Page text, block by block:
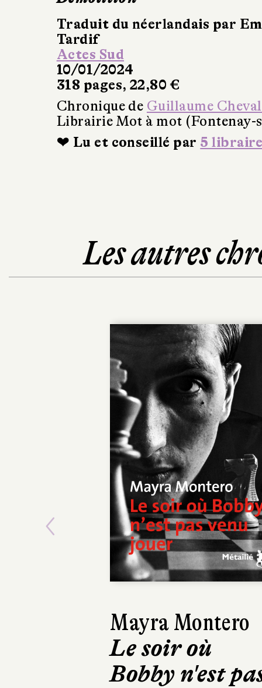
Traduit du néerlandais par
Tardif
Actes Sud
10/01/2024
318 pages, 22,80 €
Chronique de Guillaume
Librairie Mot à mot (Fontenay-
❤ Lu et conseillé par 5
Les autres
Víctor del Árbol
Le Temps des
bêtes féroces
Previous